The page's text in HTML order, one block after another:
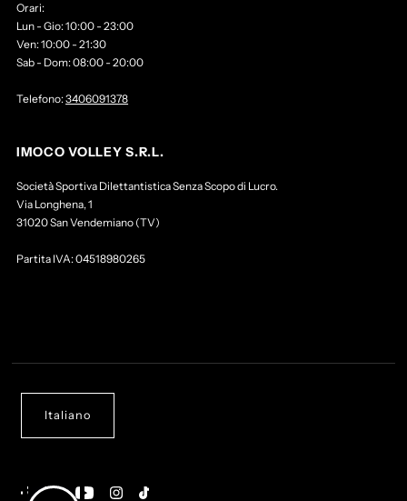
Orari:
Lun - Gio: 10:00 - 23:00
Ven: 10:00 - 21:30
Sab - Dom: 08:00 - 20:00
Telefono:3406091378
IMOCO VOLLEY S.R.L.
Società Sportiva Dilettantistica Senza Scopo di Lucro.
Via Longhena, 1
31020 San Vendemiano (TV)
Partita IVA: 04518980265
Italiano